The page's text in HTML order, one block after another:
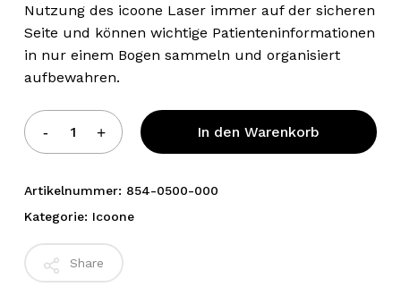
Nutzung des icoone Laser immer auf der sicheren
Seite und können wichtige Patienteninformationen
in nur einem Bogen sammeln und organisiert
aufbewahren.
In den Warenkorb
Alternative:
Artikelnummer: 854-0500-000
Kategorie: Icoone
Share